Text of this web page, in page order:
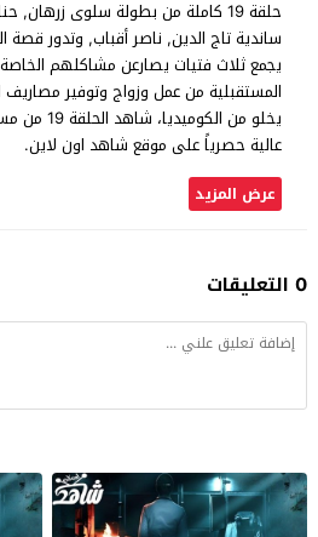
حلقة 19 كاملة من بطولة سلوى
ساندية تاج الدين, ناصر أقباب, وتدور
يجمع ثلاث فتيات يصارعن مشاكلهم
المستقبلية من عمل وزواج وتوفير مصاريف
يخلو من
عالية حصرياً على موقع شاهد اون لاين.
عرض المزيد
0 التعليقات